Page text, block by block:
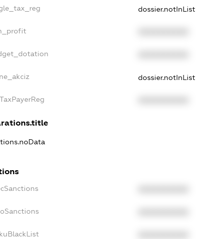
dossier.notInList
dossier.notInList